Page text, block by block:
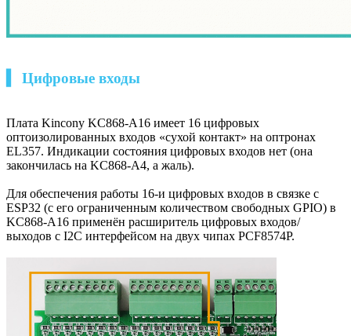
▍ Цифровые входы
Плата Kincony KC868-A16 имеет 16 цифровых
оптоизолированных входов «сухой контакт» на оптронах
EL357. Индикации состояния цифровых входов нет (она
закончилась на KC868-A4, а жаль).
Для обеспечения работы 16-и цифровых входов в связке с
ESP32 (с его ограниченным количеством свободных GPIO) в
KC868-A16 применён pасширитель цифровых входов/
выходов c I2C интерфейсом на двух чипах PCF8574P.